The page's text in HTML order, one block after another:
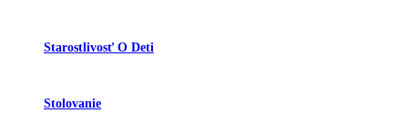
Starostlivosť O Deti
Stolovanie